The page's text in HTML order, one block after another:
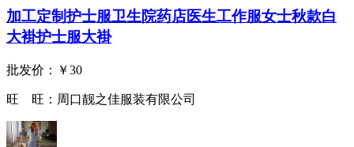
加工定制护士服卫生院药店医生工作服女士秋款白
大褂护士服大褂
批发价： ￥30
旺 旺： 周口靓之佳服装有限公司